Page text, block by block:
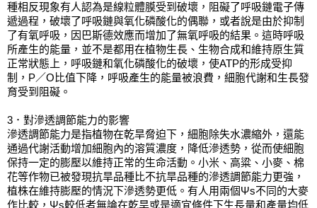
種相反現象有人認為是線粒體膜受到破壞，阻礙了呼吸鏈電子傳
遞過程，破壞了呼吸鏈與氧化磷酸化的偶聯，或者說是由於抑制
了有氧呼吸，因巴斯德效應而增加了無氧呼吸的結果。這時呼吸
所產生的能量，並不是都用在植物生長、生物合成和維持原生質
正常狀態上，呼吸鏈和氧化磷酸化的破壞，使ATP的形成受抑
制，P／O比值下降，呼吸產生的能量被浪費，細胞代謝和生長發
育受到阻礙。
3．對滲透調節能力的影響
滲透調節能力是指植物在乾旱脅迫下，細胞除失水濃縮外，還能
通過代謝活動增加細胞內的溶質濃度，降低滲透勢，從而使細胞
保持一定的膨壓以維持正常的生命活動。小米、高粱、小麥、棉
花等作物已被發現抗旱品種比不抗旱品種的滲透調節能力更強，
植株在維持膨壓的情況下滲透勢更低。有人用兩個Ψs不同的大麥
作比較，Ψs較低者無論在乾旱或是適宜條件下生長量和產量均低